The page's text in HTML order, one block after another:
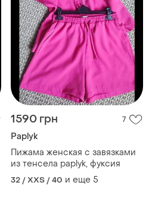
1590 грн 7
Paplyk
Пижама женская с завязками
из тенсела paplyk, фуксия
32 / XXS / 40 и еще 5